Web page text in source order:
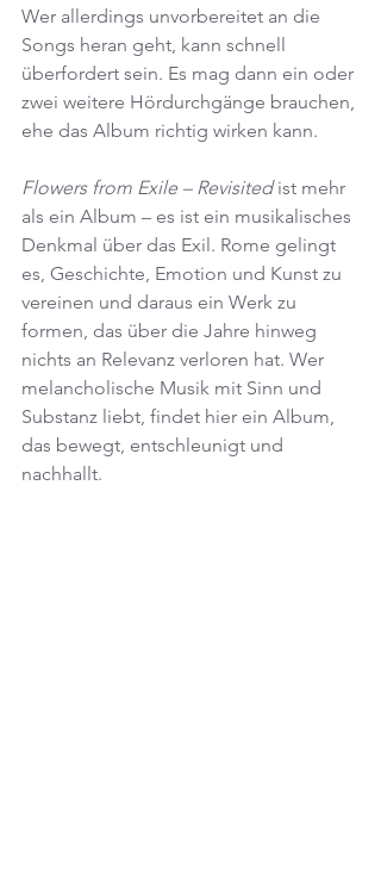
Wer allerdings unvorbereitet an die
Songs heran geht, kann schnell
überfordert sein. Es mag dann ein oder
zwei weitere Hördurchgänge brauchen,
ehe das Album richtig wirken kann.
Flowers from Exile – Revisited ist mehr
als ein Album – es ist ein musikalisches
Denkmal über das Exil. Rome gelingt
es, Geschichte, Emotion und Kunst zu
vereinen und daraus ein Werk zu
formen, das über die Jahre hinweg
nichts an Relevanz verloren hat. Wer
melancholische Musik mit Sinn und
Substanz liebt, findet hier ein Album,
das bewegt, entschleunigt und
nachhallt.